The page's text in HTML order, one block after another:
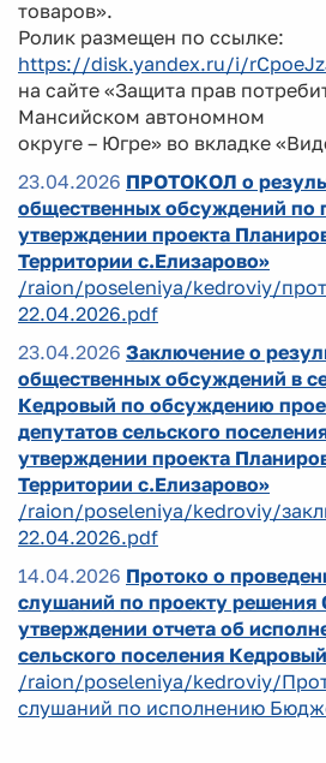
товаров».
Ролик размещен по ссылке:
https://disk.yandex.ru/i/
на сайте «Защита прав
Мансийском автономном
округе – Югре» во вкладке
23.04.2026 ПРОТОКОЛ о
общественных обсуждений по
утверждении проекта
Территории с.Елизарово»
/raion/poseleniya/kedroviy/
22.04.2026.pdf
23.04.2026 Заключение о
общественных обсуждений в
Кедровый по обсуждению
депутатов сельского
утверждении проекта
Территории с.Елизарово»
/raion/poseleniya/kedroviy/
22.04.2026.pdf
14.04.2026 Протоко о
слушаний по проекту решения
утверждении отчета об
сельского поселения
/raion/poseleniya/kedroviy/
слушаний по исполнению